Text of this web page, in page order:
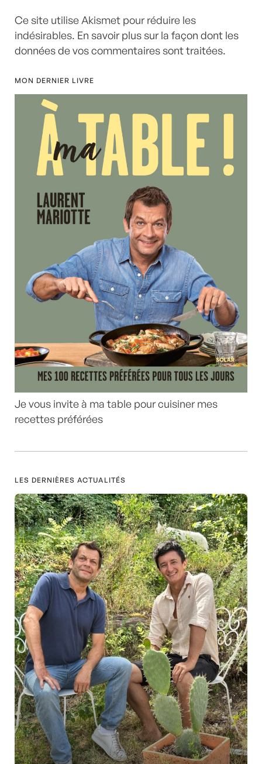
Ce site utilise Akismet pour réduire les
indésirables. En savoir plus sur la façon dont les
données de vos commentaires sont traitées.
MON DERNIER LIVRE
Je vous invite à ma table pour cuisiner mes
recettes préférées
LES DERNIÈRES ACTUALITÉS